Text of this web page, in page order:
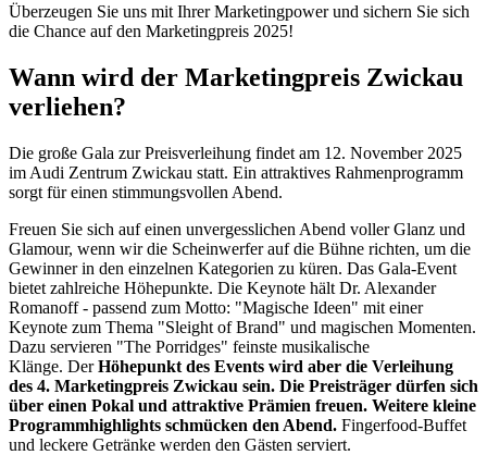
Überzeugen Sie uns mit Ihrer Marketingpower und sichern Sie sich
die Chance auf den Marketingpreis 2025!
Wann wird der Marketingpreis Zwickau
verliehen?
Die große Gala zur Preisverleihung findet am 12. November 2025
im Audi Zentrum Zwickau statt. Ein attraktives Rahmenprogramm
sorgt für einen stimmungsvollen Abend.
Freuen Sie sich auf einen unvergesslichen Abend voller Glanz und
Glamour, wenn wir die Scheinwerfer auf die Bühne richten, um die
Gewinner in den einzelnen Kategorien zu küren. Das Gala-Event
bietet zahlreiche Höhepunkte. Die Keynote hält Dr. Alexander
Romanoff - passend zum Motto: "Magische Ideen" mit einer
Keynote zum Thema "Sleight of Brand" und magischen Momenten.
Dazu servieren "The Porridges" feinste musikalische
Klänge. DerHöhepunkt des Events wird aber die Verleihung
des 4. Marketingpreis Zwickau sein. Die Preisträger dürfen sich
über einen Pokal und attraktive Prämien freuen. Weitere kleine
Programmhighlights schmücken den Abend. Fingerfood-Buffet
und leckere Getränke werden den Gästen serviert.